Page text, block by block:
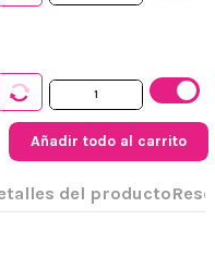
Añadir todo al carrito